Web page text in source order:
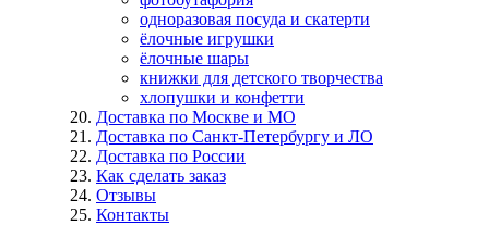
одноразовая посуда и скатерти
ёлочные игрушки
ёлочные шары
книжки для детского творчества
хлопушки и конфетти
Доставка по Москве и МО
Доставка по Санкт-Петербургу и ЛО
Доставка по России
Как сделать заказ
Отзывы
Контакты